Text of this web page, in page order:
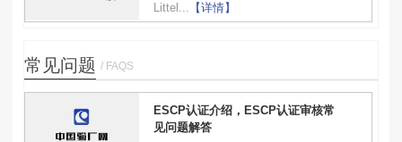
Littel... 【详情】
常见问题 / FAQS
ESCP认证介绍，ESCP认证审核常
见问题解答